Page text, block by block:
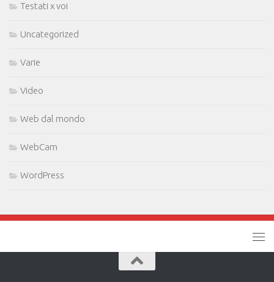
Testati x voi
Uncategorized
Varie
Video
Web dal mondo
WebCam
WordPress